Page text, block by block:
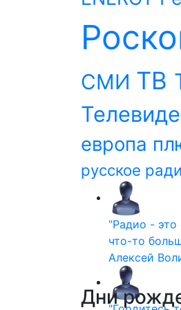
СМИ ТВ
европа
русское
"Радио - это
что-то
Алексей
Дни